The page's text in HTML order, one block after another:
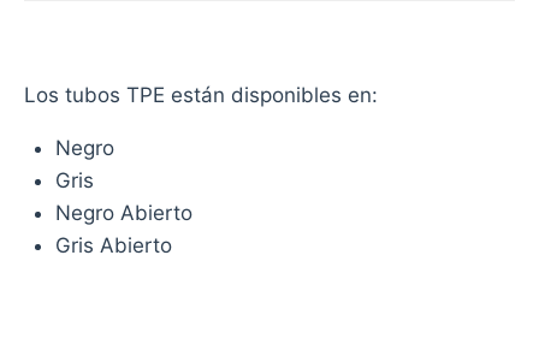
Los tubos TPE están disponibles en:
Negro
Gris
Negro Abierto
Gris Abierto